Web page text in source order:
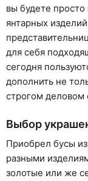
вы будете
янтарных
для себя
сегодня
дополнить не
строгом деловом
Выбор
Приобрел бусы
разными
золотые или же